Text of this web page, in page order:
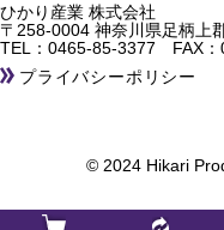
ひかり産業 株式会社
〒258-0004 神奈川県足柄上
TEL： 0465-85-3377 FAX
プライバシーポリシー
© 2024 Hikari